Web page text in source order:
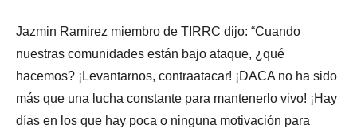
Jazmin Ramirez miembro de TIRRC dijo: “Cuando
nuestras comunidades están bajo ataque, ¿qué
hacemos? ¡Levantarnos, contraatacar! ¡DACA no ha sido
más que una lucha constante para mantenerlo vivo! ¡Hay
días en los que hay poca o ninguna motivación para